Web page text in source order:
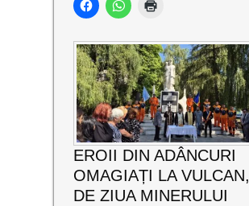
EROII DIN ADÂNCURI
OMAGIAȚI LA VULCAN,
DE ZIUA MINERULUI